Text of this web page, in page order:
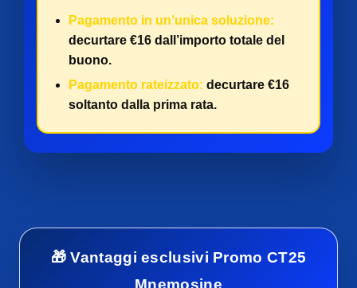
Pagamento in un’unica soluzione:
decurtare €16 dall’importo totale del
buono.
Pagamento rateizzato: decurtare €16
soltanto dalla prima rata.
🎁 Vantaggi esclusivi Promo CT25
Mnemosine